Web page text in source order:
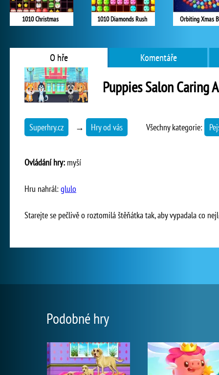
1010 Christmas 1010 Diamonds Rush Orbiting Xmas
O hře Komentáře
Puppies Salon Caring
Superhry.cz → Hry od vás Všechny kategorie:
Ovládání hry: myší
Hru nahrál: glulo
Starejte se pečlivě o roztomilá štěňátka tak, aby vypadala co
Podobné hry